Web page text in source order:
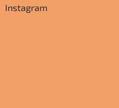
Instagram